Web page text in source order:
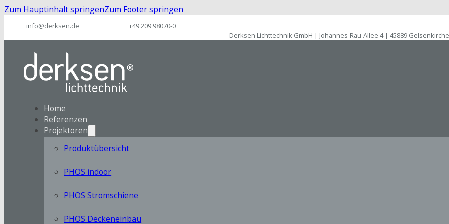
Zum Hauptinhalt springenZum Footer springen
info@derksen.de
+49 209 98070-0
Derksen Lichttechnik GmbH | Johannes-Rau-Allee 4 | 45889
Home
Referenzen
Projektoren
Produktübersicht
PHOS indoor
PHOS Stromschiene
PHOS Deckeneinbau